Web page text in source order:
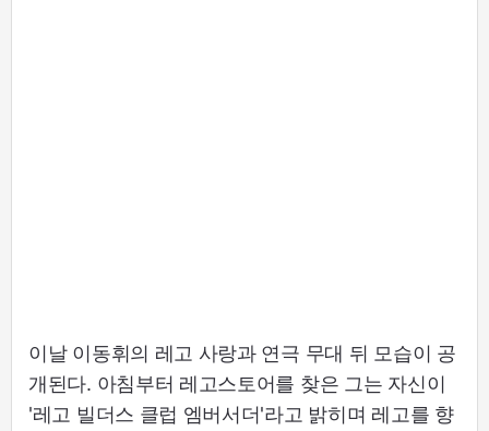
이날 이동휘의 레고 사랑과 연극 무대 뒤 모습이 공
개된다. 아침부터 레고스토어를 찾은 그는 자신이
'레고 빌더스 클럽 엠버서더'라고 밝히며 레고를 향